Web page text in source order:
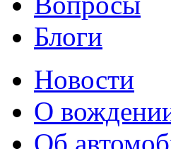
Блоги
Новости
О
Об